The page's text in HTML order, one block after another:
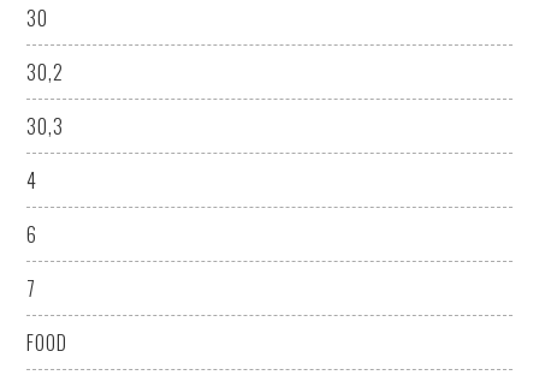
30
30,2
30,3
4
6
7
FOOD